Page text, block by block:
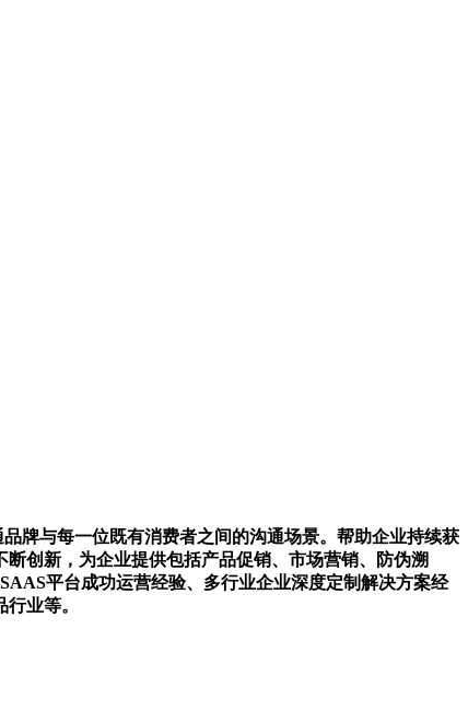
牌与每一位既有消费者之间的沟通场景。帮助企业持续获
创新，为企业提供包括产品促销、市场营销、防伪溯
平台成功运营经验、多行业企业深度定制解决方案经
业等。